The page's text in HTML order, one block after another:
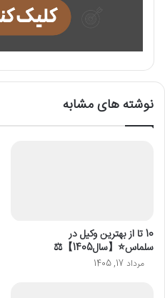
نوشته های مشابه
10 تا از بهترین وکیل در
سلماس⭐【سال1405】⚖️
مرداد 17, 1405